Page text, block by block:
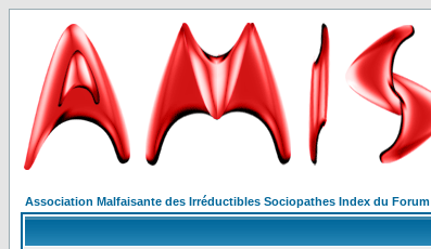
Association Malfaisante des Irréductibles Sociopathes Index du Forum